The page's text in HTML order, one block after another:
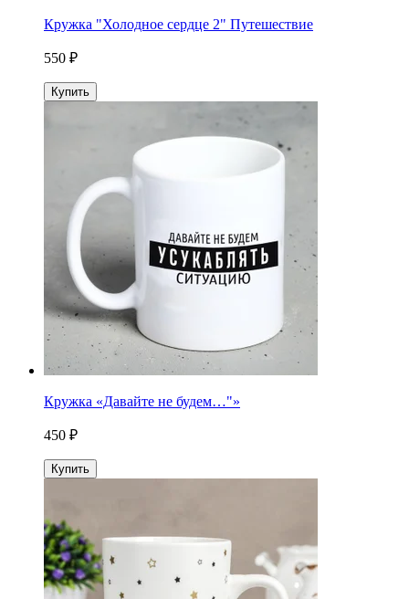
Кружка "Холодное сердце 2" Путешествие
550 ₽
Купить
Кружка «Давайте не будем…"»
450 ₽
Купить